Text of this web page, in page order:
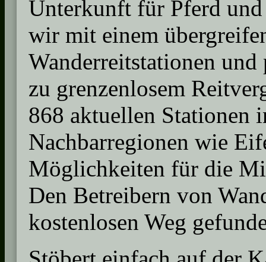
Unterkunft für Pferd
wir mit einem
Wanderreitstationen
zu grenzenlosem
868 aktuellen Stationen
Nachbarregionen wie
Möglichkeiten für die
Den Betreibern von
kostenlosen Weg